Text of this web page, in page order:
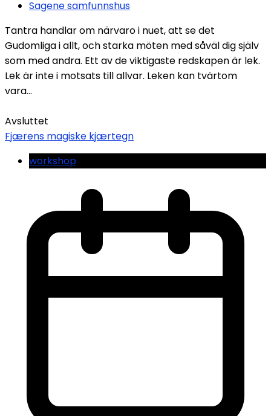
Sagene samfunnshus
Tantra handlar om närvaro i nuet, att se det
Gudomliga i allt, och starka möten med såväl dig själv
som med andra. Ett av de viktigaste redskapen är lek.
Lek är inte i motsats till allvar. Leken kan tvärtom
vara...
Avsluttet
Fjærens magiske kjærtegn
workshop